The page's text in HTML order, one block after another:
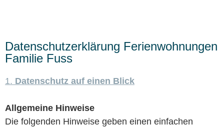
Datenschutzerklärung Ferienwohnungen
Familie Fuss
1. Datenschutz auf einen Blick
Allgemeine Hinweise
Die folgenden Hinweise geben einen einfachen